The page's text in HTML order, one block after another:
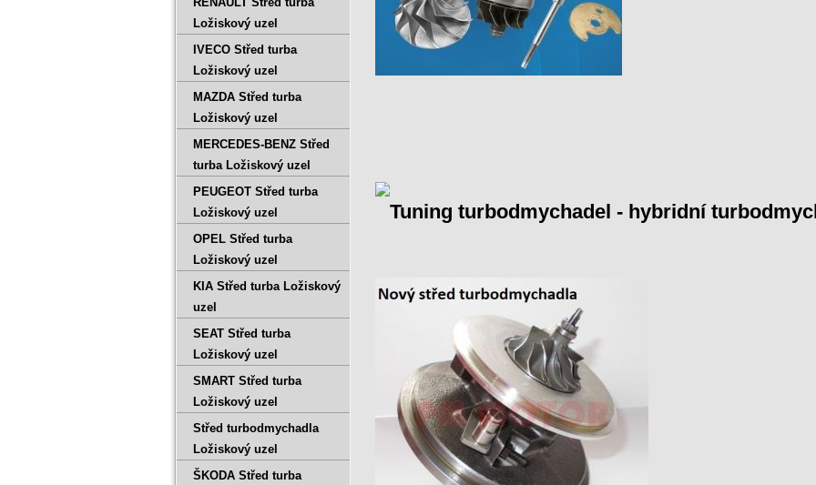
Ložiskový uzel
IVECO Střed turba
Ložiskový uzel
MAZDA Střed turba
Ložiskový uzel
MERCEDES-BENZ Střed
turba Ložiskový uzel
PEUGEOT Střed turba
Ložiskový uzel
OPEL Střed turba
Ložiskový uzel
KIA Střed turba Ložiskový
uzel
SEAT Střed turba
Ložiskový uzel
SMART Střed turba
Ložiskový uzel
Střed turbodmychadla
Ložiskový uzel
ŠKODA Střed turba